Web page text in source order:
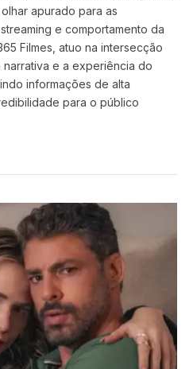
apurado para as
e comportamento da
Filmes, atuo na intersecção
narrativa e a experiência do
informações de alta
para o público